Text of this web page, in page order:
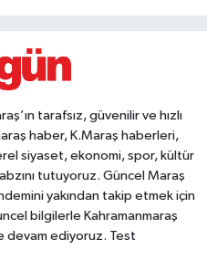
tarafsız, güvenilir ve hızlı
haber, K.Maraş haberleri,
siyaset, ekonomi, spor, kültür
tutuyoruz. Güncel Maraş
yakından takip etmek için
bilgilerle Kahramanmaraş
devam ediyoruz. Test